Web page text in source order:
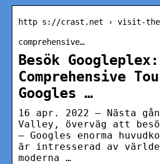
http s://crast.net › visit-the-
comprehensive…
Besök
Comprehensive
Googles …
16 apr. 2022 — Nästa
Valley, överväg att
– Googles enorma
är intresserad av
moderna …